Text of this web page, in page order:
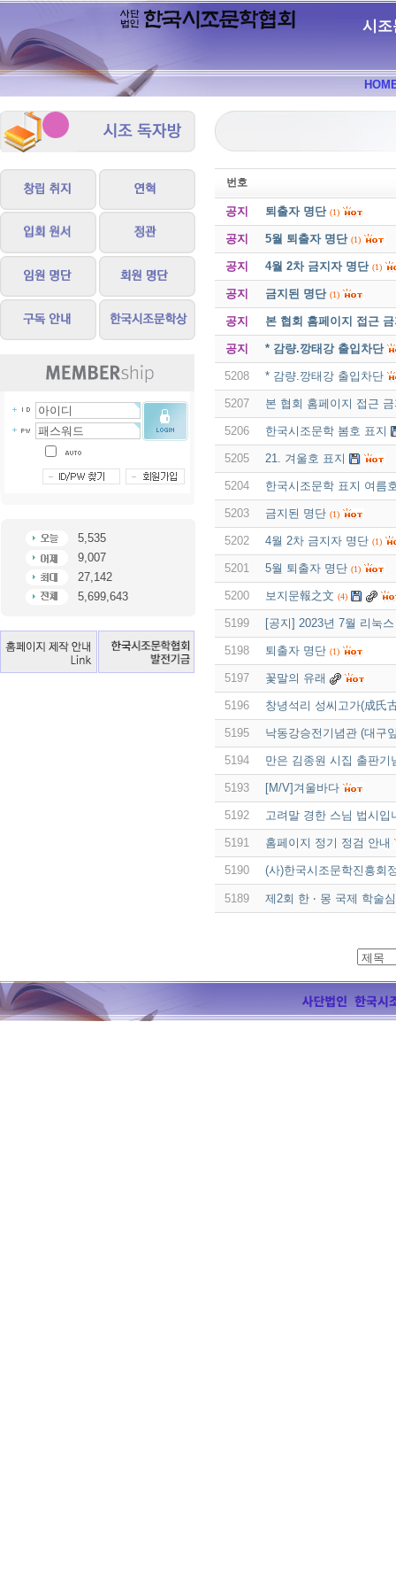
시조
5,535
9,007
27,142
5,699,643
번호
공지 퇴출자 명단 (1)
공지 5월 퇴출자 명단 (1)
공지 4월 2차 금지자 명단 (1)
공지 금지된 명단 (1)
공지 본 협회 홈페이지 접근
공지 * 감량.깡태강 출입차단
5208 * 감량.깡태강 출입차단
5207 본 협회 홈페이지 접근
5206 한국시조문학 봄호 표지
5205 21. 겨울호 표지
5204 한국시조문학 표지 여름
5203 금지된 명단 (1)
5202 4월 2차 금지자 명단 (1)
5201 5월 퇴출자 명단 (1)
5200 보지문報之文 (4)
5199 [공지] 2023년 7월 리눅
5198 퇴출자 명단 (1)
5197 꽃말의 유래
5196 창녕석리 성씨고가(成氏
5195 낙동강승전기념관 (대구
5194 만은 김종원 시집 출판
5193 [M/V]겨울바다
5192 고려말 경한 스님 법시입
5191 홈페이지 정기 정검 안내
5190 (사)한국시조문학진흥회
5189 제2회 한 ‧ 몽 국제 학술